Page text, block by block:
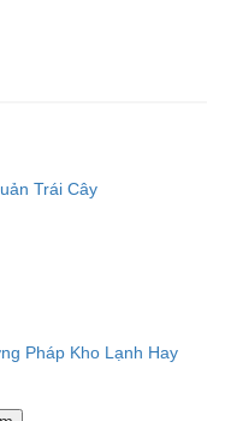
Trái Cây
Pháp Kho Lạnh Hay